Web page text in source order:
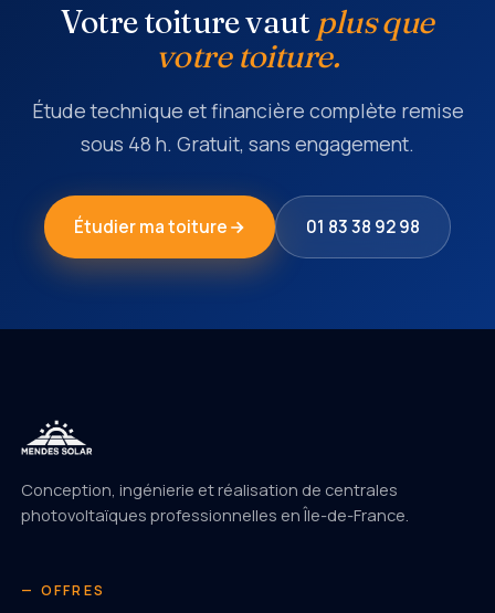
Votre toiture vaut plus que
votre toiture.
Étude technique et financière complète remise
sous 48 h. Gratuit, sans engagement.
Étudier ma toiture 01 83 38 92 98
Conception, ingénierie et réalisation de centrales
photovoltaïques professionnelles en Île-de-France.
— OFFRES